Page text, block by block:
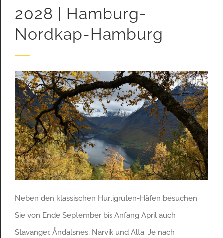
2028 | Hamburg-
Nordkap-Hamburg
Neben den klassischen Hurtigruten-Häfen besuchen
Sie von Ende September bis Anfang April auch
Stavanger, Åndalsnes, Narvik und Alta. Je nach